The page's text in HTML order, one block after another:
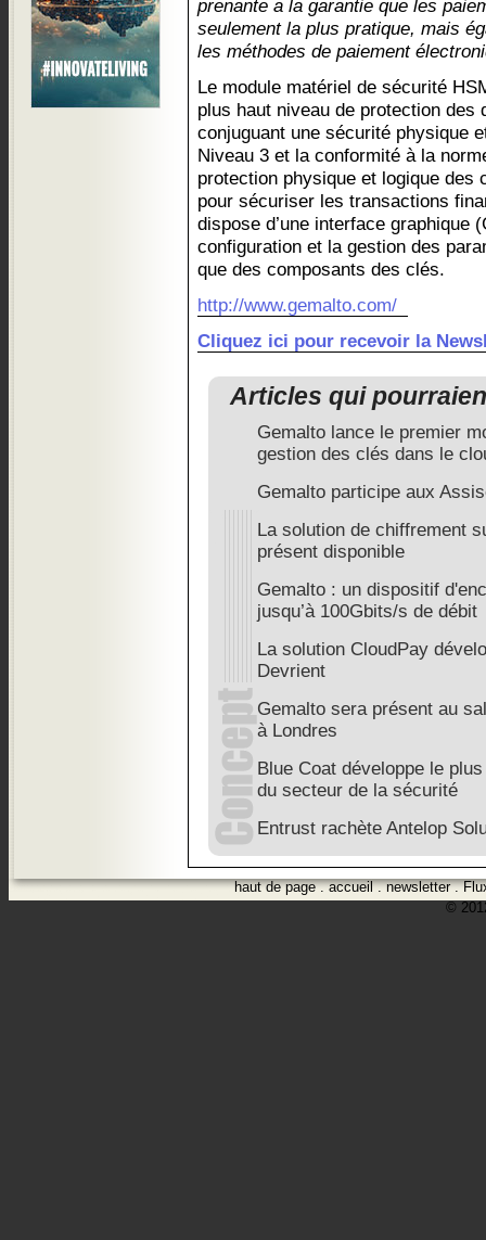
prenante a la garantie que les
seulement la plus pratique, mais
les méthodes de paiement
Le module matériel de sécurité
plus haut niveau de protection des
conjuguant une sécurité physique
Niveau 3 et la conformité à la
protection physique et logique des
pour sécuriser les transactions
dispose d’une interface graphique
configuration et la gestion des
que des composants des clés.
http://www.gemalto.com/
Cliquez ici pour recevoir la
Articles qui
Gemalto lance le premier
gestion des clés dans le
Gemalto participe aux
La solution de chiffrement
présent disponible
Gemalto : un dispositif
jusqu’à 100Gbits/s de débit
La solution CloudPay
Devrient
Gemalto sera présent au
à Londres
Blue Coat développe le
du secteur de la sécurité
Entrust rachète Antelop
haut de page.accueil.newsletter.
©